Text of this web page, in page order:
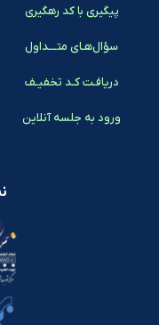
پیگیری با کد رهگیری
سؤال‌هـای متـــداول
دریافـت کـد تخفیـف
ورود به جلسه آنلاین